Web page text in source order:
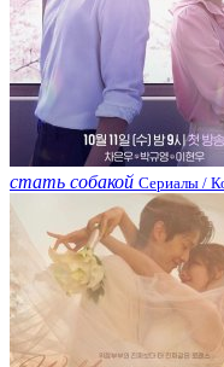
стать собакой Сериалы /